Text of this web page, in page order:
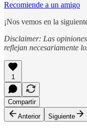
Recomiende a un amigo
¡Nos vemos en la
Disclaimer: Las
reflejan necesariamente
1
Compartir
Anterior
Siguiente